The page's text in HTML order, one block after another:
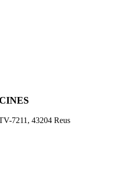
7211, 43204 Reus